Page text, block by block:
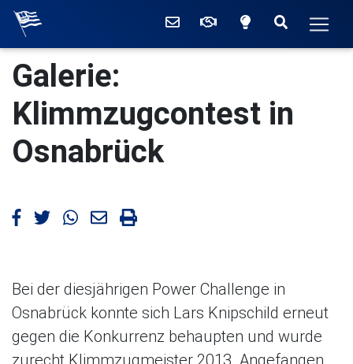
Willkommen beim
KontaktMitglied werden
Zwischen
Suchen
Die aktuellen
Galerie:
Klimmzugcontest in
Osnabrück
Artikel bei Facebook teilen
Artikel bei Twitter teilen
Artikel bei WhatsApp teilen
Artikel mailen
Artikel drucken
Bei der diesjährigen Power Challenge in
Osnabrück konnte sich Lars Knipschild erneut
gegen die Konkurrenz behaupten und wurde
zurecht Klimmzugmeister 2013. Angefangen